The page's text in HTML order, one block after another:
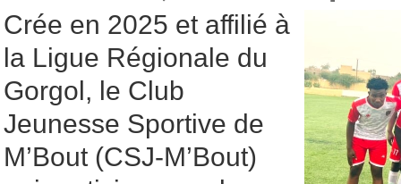
Crée en 2025 et affilié à
la Ligue Régionale du
Gorgol, le Club
Jeunesse Sportive de
M’Bout (CSJ-M’Bout)